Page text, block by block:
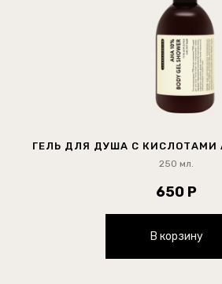
ГЕЛЬ ДЛЯ ДУША С КИСЛОТАМИ
250 мл.
650 Р
В корзину